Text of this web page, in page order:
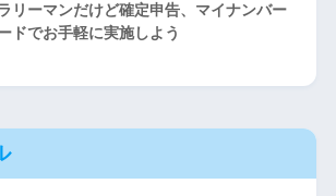
リーマンだけど確定申告、マイナンバー
ドでお手軽に実施しよう